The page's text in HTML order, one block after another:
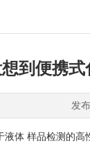
到便携
发
液体 样品检测的高